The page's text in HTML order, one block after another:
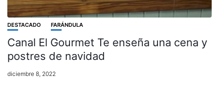
DESTACADO FARÁNDULA
Canal El Gourmet Te enseña una cena y
postres de navidad
diciembre 8, 2022